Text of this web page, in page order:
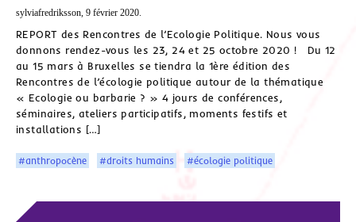
sylviafredriksson, 9 février 2020.
REPORT des Rencontres de l’Ecologie Politique. Nous vous
donnons rendez-vous les 23, 24 et 25 octobre 2020 ! Du 12
au 15 mars à Bruxelles se tiendra la 1ère édition des
Rencontres de l’écologie politique autour de la thématique
« Ecologie ou barbarie ? » 4 jours de conférences,
séminaires, ateliers participatifs, moments festifs et
installations […]
#anthropocène #droits humains #écologie politique